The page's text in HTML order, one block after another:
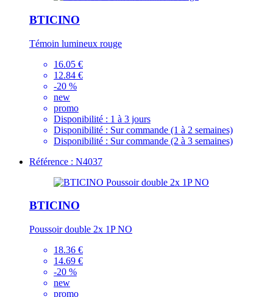
BTICINO
Témoin lumineux rouge
16.05 €
12.84 €
-20 %
new
promo
Disponibilité : 1 à 3 jours
Disponibilité : Sur commande (1 à 2 semaines)
Disponibilité : Sur commande (2 à 3 semaines)
Référence : N4037
BTICINO
Poussoir double 2x 1P NO
18.36 €
14.69 €
-20 %
new
promo